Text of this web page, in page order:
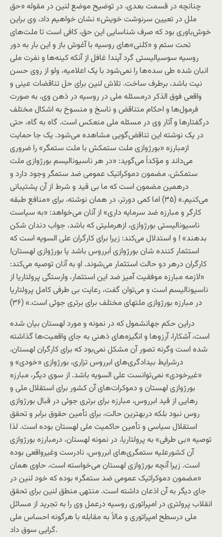
چنانچه در قسمت بعدی، در توضيح موضع لنين در مقوله «حق
ملل در تعيين سرنوشت خويش» نشان خواهيم داد، وی براين
خوش‌باوری بود که صرف شناسايی اين حق، کافی است تا ملت‌های
تحت ستم و «کلنی»‌های روسيه با آغوش باز و اين بار به دور
روسيه سوسياليستی گرد آيند! غافل از آنکه کينه‌ها و نفرت ملی
انبان شده طی سده‌ها را نمی‌شود با يک اعلاميه، ولو از روی حسن
نيت باشد، برطرف ساخت. تلاش لنين برای حل تناقضات عينی و
واقعی فوق الذکر درمسئله ملی در روسيه در ذهن وی، به صورت
فرمول‌ها و احکام متناقض و ناسخ و منسوخ به اشکال مختلف
درگفتارها و آثار وی در مسئله ملی منعکس است. گاه به گاه، حتی
در يک نوشته این تناقض‌گویی مشاهده می‌شود. يک جا حمايت
ازمبارزه «بورژوازی ملت ستمکش با ملت ستمگر» را ضروری
می‌داند و مؤکداً می‌گويد: «در هر ناسيوناليسم بورژوازی ملت
ستمکش، مضمون دموکراتيک عمومی ضد ستمگر وجود دارد و
درهمين مضمون است که ما بی قيد و شرط از آن پشتيبانی
می‌کنيم.» (۳۵) اما کمی دورتر، در همان نوشته، برای «منافع طبقه
کارگر و مبارزه ضد سرمايه داری» از آنان می‌خواهد: «به سياست
ناسيوناليستی بورژوازی، ازهرمليتی که باشد، جواب دندان شکن
بدهند» ! و استدلال می‌کند: زیرا برای کارگران علی السويه است که
استثمار کننده شان بورژوازی اَبرروس باشد يا بورژوازی لهستان!
کارگران درهر دو حالت استثمار می‌شوند. او به آنان توصيه می‌کند:
«لازمه مبارزه موفقيت آميز ضد اين استثمار، وارستگی پرولتاريا از
ناسيوناليسم است و می‌توان گفت، رعايت بی طرفی کامل پرولتاريا
در مبارزه بورژوازی ملتهای مختلف برای برتری جوئی است.» (۳۶)
دراين حکم جهانشمول که در نمونه و مورد لهستان بيان شده
است، آشکارا، آرزوها و انگيزه‌های ذهنی به جای واقعيت‌ها گذاشته
شده است وگرنه تصور آن مشکل نمی‌بود که برای کارگران لهستان،
درشرايط بیدادگری‌های ابرروس تزاری، بورژوازی «خودی» و
«غيرخودی» نمی‌توانست علی السويه باشد. از سوی ديگر، مبارزه
بورژوازی لهستان و دموکرات‌های آن کشور برای استقلال ملی و
رهايی از قيد ابرروس، مبارزه برای برتری جوئی در قبال بورژوازی
روس نبود بلکه دربهترين حالت، برای تأمين حقوق برابر و تحقق
استقلال سياسی و تأمين حاکميت ملی لهستان بوده است. لذا
توصيه «بی طرفی» به پرولتاريا، در نمونه لهستان، درمبارزه بورژوازی
آن کشورعليه ستمگری‌های ابرروس، نادرست وغير‌واقعی بوده
است. زيرا آنچه بورژوازی لهستان می‌خواسته است، حاوی همان
«مضمون دموکراتيک عمومی ضد ستمگر» بوده که خود لنين در
جای دیگر به آن اذعان داشته است. منتهی منطق لنين برای تحقق
انقلاب پرولتری در امپراتوری روسيه درعمل وی را به تجريد از مسائل
ملی درسطح امپراتوری و مالاً به مقابله با هرگونه احساس ملی
گرايی سوق داد.